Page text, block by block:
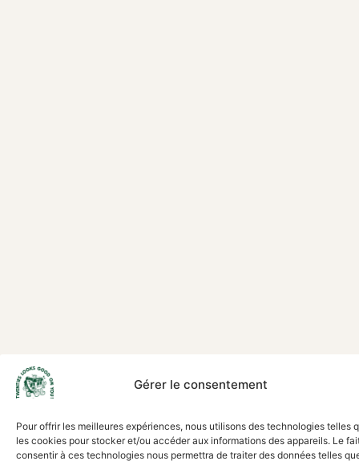
Gérer le consentement
Pour offrir les meilleures expériences, nous utilisons des technologies telles
les cookies pour stocker et/ou accéder aux informations des appareils. Le
consentir à ces technologies nous permettra de traiter des données telles